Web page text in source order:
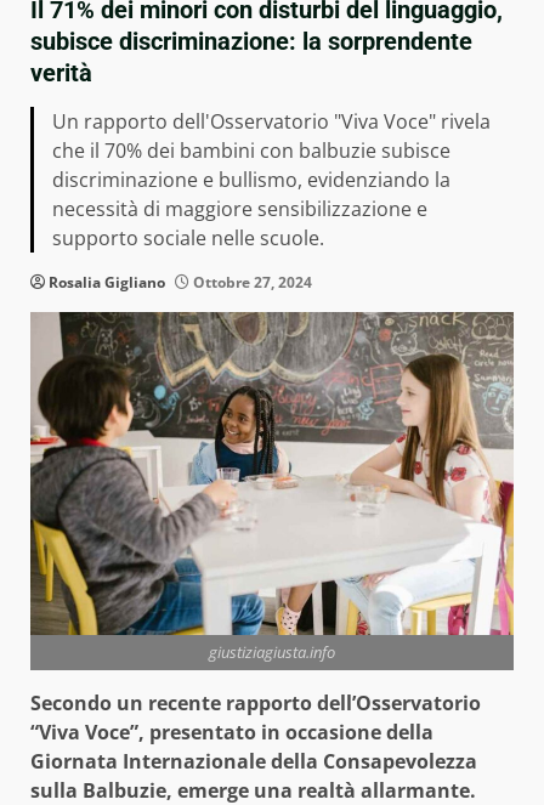
Il 71% dei minori con disturbi del linguaggio,
subisce discriminazione: la sorprendente
verità
Un rapporto dell'Osservatorio "Viva Voce" rivela
che il 70% dei bambini con balbuzie subisce
discriminazione e bullismo, evidenziando la
necessità di maggiore sensibilizzazione e
supporto sociale nelle scuole.
Rosalia Gigliano Ottobre 27, 2024
giustiziagiusta.info
Secondo un recente rapporto dell’Osservatorio
“Viva Voce”, presentato in occasione della
Giornata Internazionale della Consapevolezza
sulla Balbuzie, emerge una realtà allarmante.